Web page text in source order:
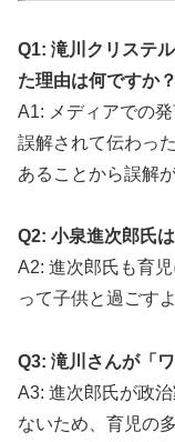
Q1: 滝川クリステ
た理由は何ですか？
A1: メディアでの
誤解されて伝わっ
あることから誤解
Q2: 小泉進次郎氏
A2: 進次郎氏も育
って子供と過ごす
Q3: 滝川さんが「
A3: 進次郎氏が政
ないため、育児の